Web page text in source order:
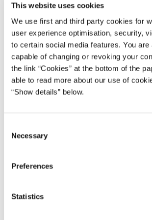
This website uses cookies
We use first and third party cookies for
user experience optimisation, security,
to certain social media features. You are
capable of changing or revoking your
the link “Cookies” at the bottom of the
able to read more about our use of
“Show details” below.
Necessary
Preferences
Statistics
Jeg – og vi – burde selv have sat den
Tak for det.
Og til jer hundredevis af modige kvinder, der
mediebranchen og i politik, ofte med store
omkostninger – til jer er der bare at sige:
på alle slags arbejdspladser – restauranter,
sygehuse – som oplever de samme
Væk fra krænkelser. Forskelsbehandling.